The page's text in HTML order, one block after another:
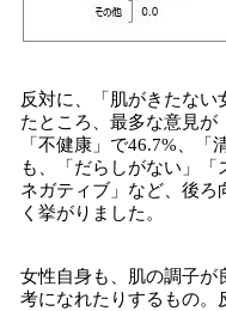
反対に、「肌がきたな
たところ、最多な意見が
「不健康」で46.7%、「
も、「だらしがない」「
ネガティブ」など、後ろ
く挙がりました。
女性自身も、肌の調子が
考になれたりするもの。